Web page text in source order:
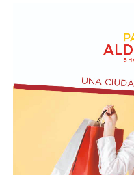
El vendero 13 de
desaparición física del
en la ruta 88, a pocos
Junto con el
tres docentes que,
automóvil pocos
haciendo dedo. La